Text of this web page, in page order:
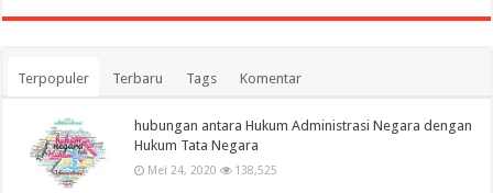
Terpopuler Terbaru Tags Komentar
hubungan antara Hukum Administrasi Negara dengan
Hukum Tata Negara
Mei 24, 2020 138,525